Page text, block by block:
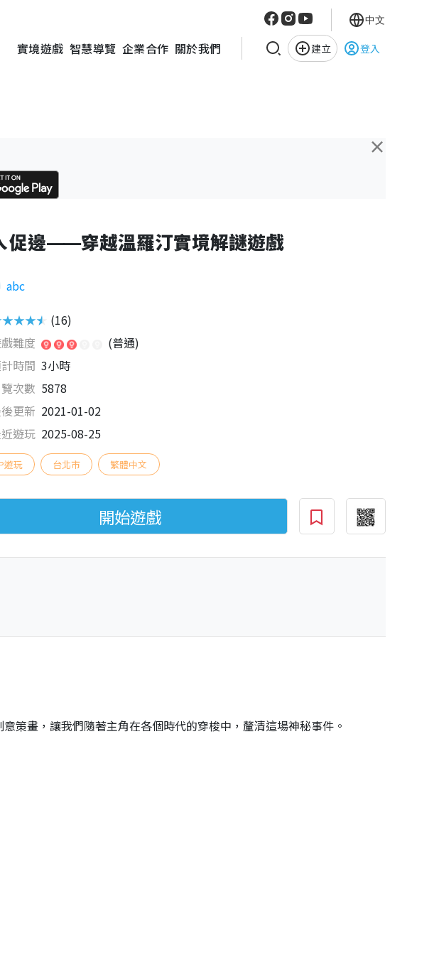
實境遊戲 智慧導覽 企業合作 關於我們 建立 登入
中文
×
促邊⸺穿越溫羅汀實境解謎遊戲
abc
(16)
難度
(普通)
時間 3小時
次數 5878
更新 2021-01-02
遊玩 2025-08-25
遊玩 台北市 繁體中文
開始遊戲
策畫，讓我們隨著主角在各個時代的穿梭中，釐清這場神秘事件。